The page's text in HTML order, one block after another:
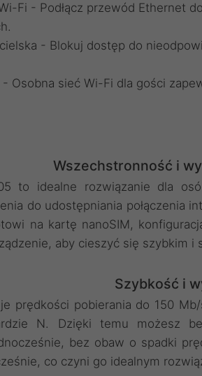
Fi - Podłącz przewód Ethernet
- Blokuj dostęp do
- Osobna sieć Wi-Fi dla gości
Wszechstronność i
to idealne rozwiązanie dla
do udostępniania połączenia
na kartę nanoSIM,
aby cieszyć się szybkim
Szybkość i
prędkości pobierania do 150
N. Dzięki temu możesz
bez obaw o spadki
co czyni go idealnym